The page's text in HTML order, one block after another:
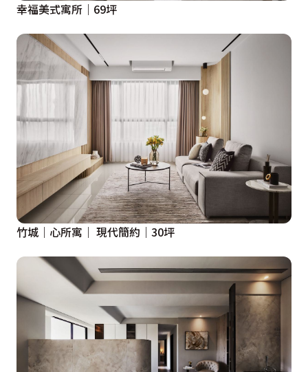
幸福美式寓所｜69坪
竹城｜心所寓｜ 現代簡約｜30坪